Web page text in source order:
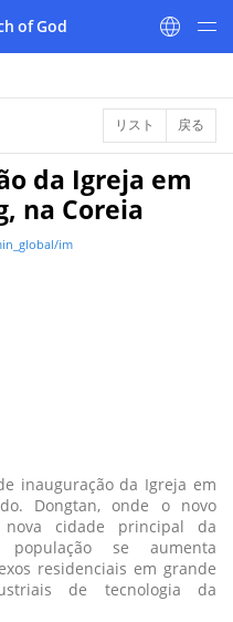
of God
リスト 戻る
da Igreja em
na Coreia
im
inauguração da Igreja em
Dongtan, onde o novo
cidade principal da
se aumenta
residenciais em grande
de tecnologia da